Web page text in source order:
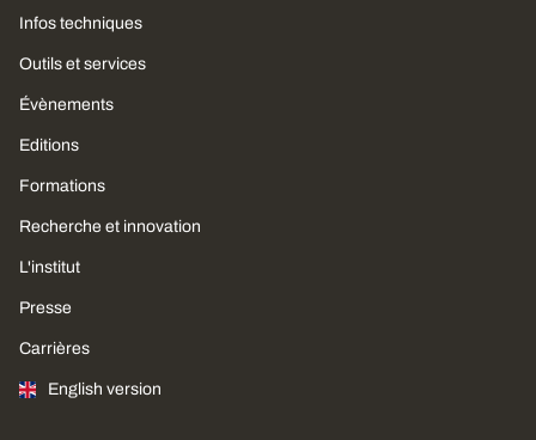
Infos techniques
Outils et services
Évènements
Editions
Formations
Recherche et innovation
L'institut
Presse
Carrières
English version